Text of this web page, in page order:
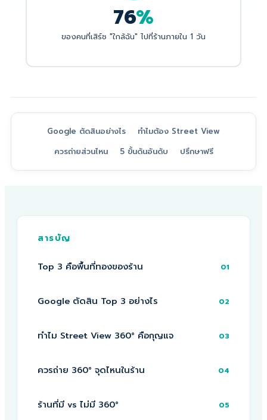
76%
ของคนที่เสิร์ช "ใกล้ฉัน" ไปที่ร้านภายใน 1 วัน
Google ตัดสินอย่างไร
ทำไมต้อง Street View
ควรถ่ายส่วนไหน
5 ขั้นดันอันดับ ปรึกษาฟรี
สารบัญ
Top 3 คือพื้นที่ทองของร้าน 01
Google ตัดสิน Top 3 อย่างไร 02
ทำไม Street View 360° คือกุญแจ 03
ควรถ่าย 360° จุดไหนในร้าน 04
ร้านที่มี vs ไม่มี 360° 05